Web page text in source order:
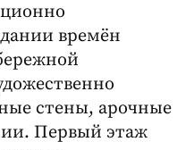
времён
стены, арочные
Первый этаж